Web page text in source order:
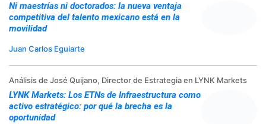
Ni maestrías ni doctorados: la nueva ventaja
competitiva del talento mexicano está en la
movilidad
Juan Carlos Eguiarte
Análisis de José Quijano, Director de Estrategia en LYNK Markets
LYNK Markets: Los ETNs de Infraestructura como
activo estratégico: por qué la brecha es la
oportunidad